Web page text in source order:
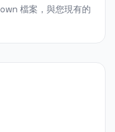
檔案，與您現有的